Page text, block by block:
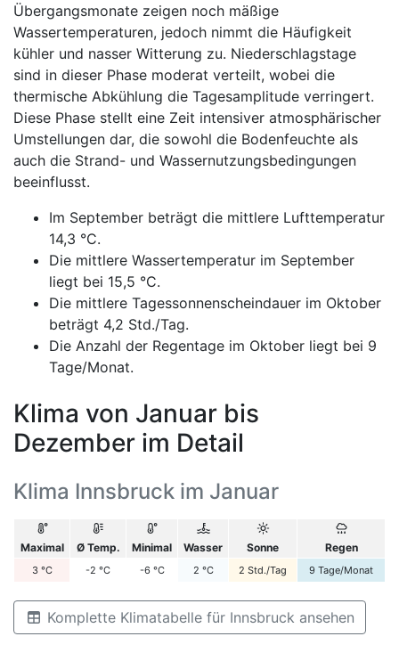
Übergangsmonate zeigen noch mäßige
Wassertemperaturen, jedoch nimmt die Häufigkeit
kühler und nasser Witterung zu. Niederschlagstage
sind in dieser Phase moderat verteilt, wobei die
thermische Abkühlung die Tagesamplitude verringert.
Diese Phase stellt eine Zeit intensiver atmosphärischer
Umstellungen dar, die sowohl die Bodenfeuchte als
auch die Strand- und Wassernutzungsbedingungen
beeinflusst.
Im September beträgt die mittlere Lufttemperatur
14,3 °C.
Die mittlere Wassertemperatur im September
liegt bei 15,5 °C.
Die mittlere Tagessonnenscheindauer im Oktober
beträgt 4,2 Std./Tag.
Die Anzahl der Regentage im Oktober liegt bei 9
Tage/Monat.
Klima von Januar bis
Dezember im Detail
Klima Innsbruck im Januar
Maximal Ø Temp. Minimal Wasser Sonne Regen
3 °C -2 °C -6 °C 2 °C 2 Std./Tag 9 Tage/Monat
Komplette Klimatabelle für Innsbruck ansehen